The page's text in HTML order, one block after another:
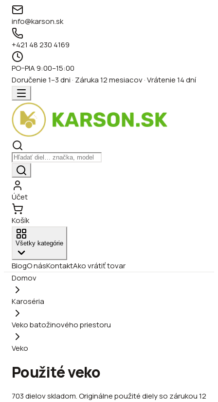
info@karson.sk
+421 48 230 4169
PO–PIA 9:00–15:00
Doručenie 1–3 dni · Záruka 12 mesiacov · Vrátenie 14 dní
Účet
Košík
Všetky kategórie
BlogO násKontaktAko vrátiť tovar
Domov
Karoséria
Veko batožinového priestoru
Veko
Použité veko
703dielovskladom.Originálne použité diely so zárukou 12